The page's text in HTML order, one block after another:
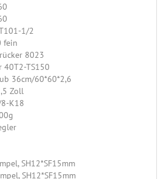
1/2
fein
8023
40T2-TS150
36cm/60*60*2,6
Zoll
8-K18
SH12*SF15mm
SH12*SF15mm